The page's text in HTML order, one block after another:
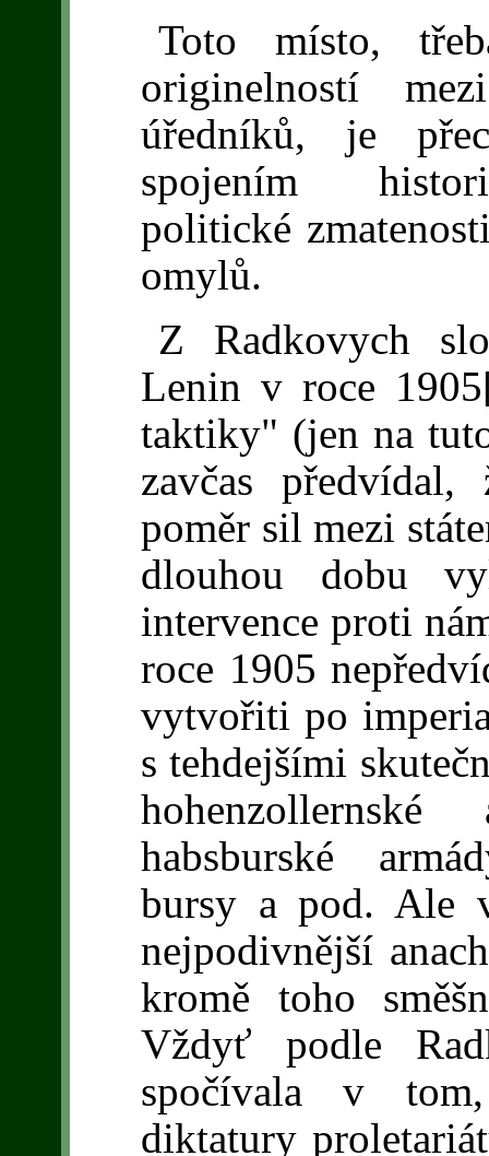
Toto místo,
originelností
úředníků, je
spojením
politické
omylů.
Z Radkovych
Lenin v roce
taktiky" (jen na
zavčas
poměr sil mezi
dlouhou dobu
intervence proti
roce 1905
vytvořiti po
s tehdejšími
habsburské
bursy a pod. Ale
nejpodivnější
kromě toho
Vždyť podle
spočívala v
diktatury